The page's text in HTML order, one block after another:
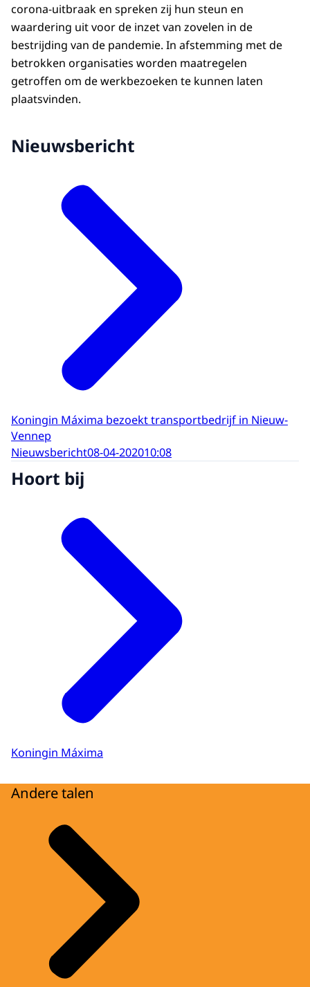
corona-uitbraak en spreken zij hun steun en
waardering uit voor de inzet van zovelen in de
bestrijding van de pandemie. In afstemming met de
betrokken organisaties worden maatregelen
getroffen om de werkbezoeken te kunnen laten
plaatsvinden.
Nieuwsbericht
Koningin Máxima bezoekt transportbedrijf in Nieuw-
Vennep
Nieuwsbericht08-04-202010:08
Hoort bij
Koningin Máxima
Andere talen